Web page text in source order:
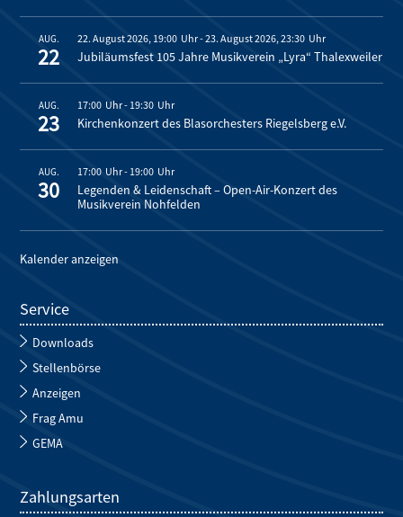
AUG.
22
22. August 2026, 19:00 -23. August 2026, 23:30
Jubiläumsfest 105 Jahre Musikverein „Lyra“ Thalexweiler
AUG.
23
17:00 - 19:30
Kirchenkonzert des Blasorchesters Riegelsberg e.V.
AUG.
30
17:00 - 19:00
Legenden & Leidenschaft – Open-Air-Konzert des
Musikverein Nohfelden
Kalender anzeigen
Service
Downloads
Stellenbörse
Anzeigen
Frag Amu
GEMA
Zahlungsarten